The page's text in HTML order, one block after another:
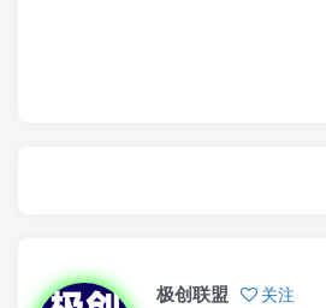
极创联盟 关注